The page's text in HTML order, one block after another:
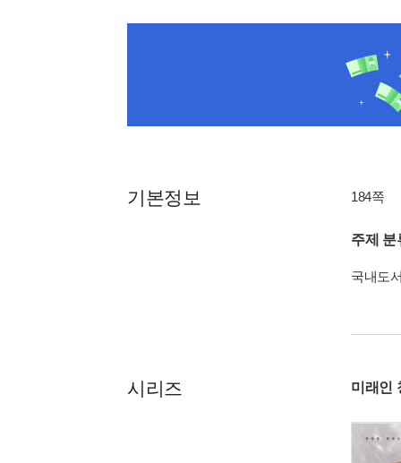
기본정보 184쪽
주제 분
국내도
시리즈 미래인